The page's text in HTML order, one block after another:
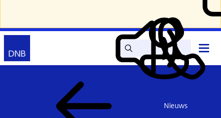
Zoek Lees
voor
Mijn
DNB
Contact
Nieuws